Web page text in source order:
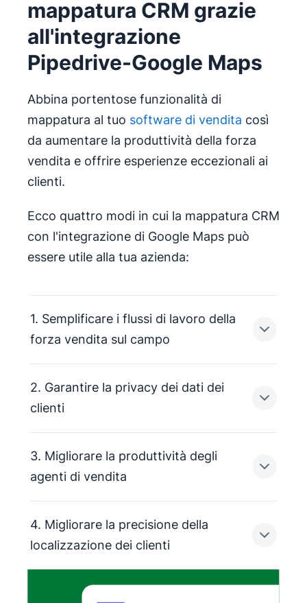
mappatura CRM grazie
all'integrazione
Pipedrive-Google Maps
Abbina portentose funzionalità di
mappatura al tuo software di vendita così
da aumentare la produttività della forza
vendita e offrire esperienze eccezionali ai
clienti.
Ecco quattro modi in cui la mappatura CRM
con l'integrazione di Google Maps può
essere utile alla tua azienda:
1. Semplificare i flussi di lavoro della
forza vendita sul campo
Esplora le aree geografiche di vendita, pianifica
dall'
per Android o iOS.
2. Garantire la privacy dei dati dei
clienti
Mantieni protetti i dati dei tuoi clienti utilizzando
3. Migliorare la produttività degli
agenti di vendita
Con l'automazione integrata, puoi sincronizzare
giornata lavorativa con il
4. Migliorare la precisione della
localizzazione dei clienti